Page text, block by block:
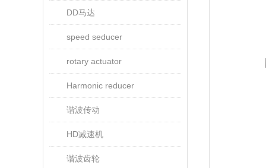
DD马达
speed seducer
rotary actuator
Harmonic reducer
谐波传动
HD减速机
谐波齿轮